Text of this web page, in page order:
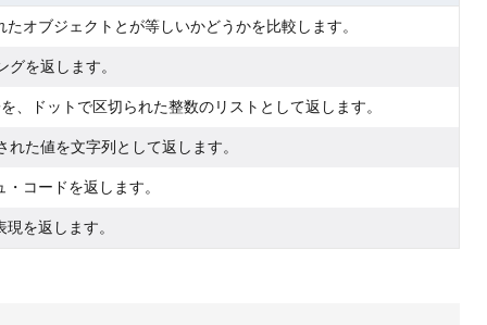
たオブジェクトとが等しいかどうかを比較します。
を返します。
、ドットで区切られた整数のリストとして返します。
た値を文字列として返します。
・コードを返します。
現を返します。